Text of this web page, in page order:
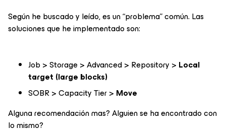
Según he buscado y leído, es un “problema” común. Las
soluciones que he implementado son:
Job > Storage > Advanced > Repository > Local
target (large blocks)
SOBR > Capacity Tier > Move
Alguna recomendación mas? Alguien se ha encontrado con
lo mismo?